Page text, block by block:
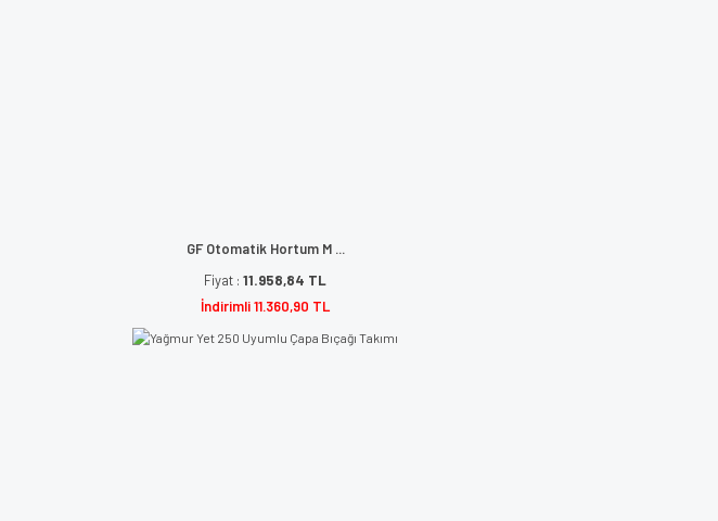
GF Otomatik Hortum M ...
Fiyat : 11.958,84 TL
İndirimli 11.360,90 TL